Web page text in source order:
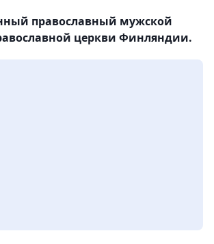
православный мужской
церкви Финляндии.